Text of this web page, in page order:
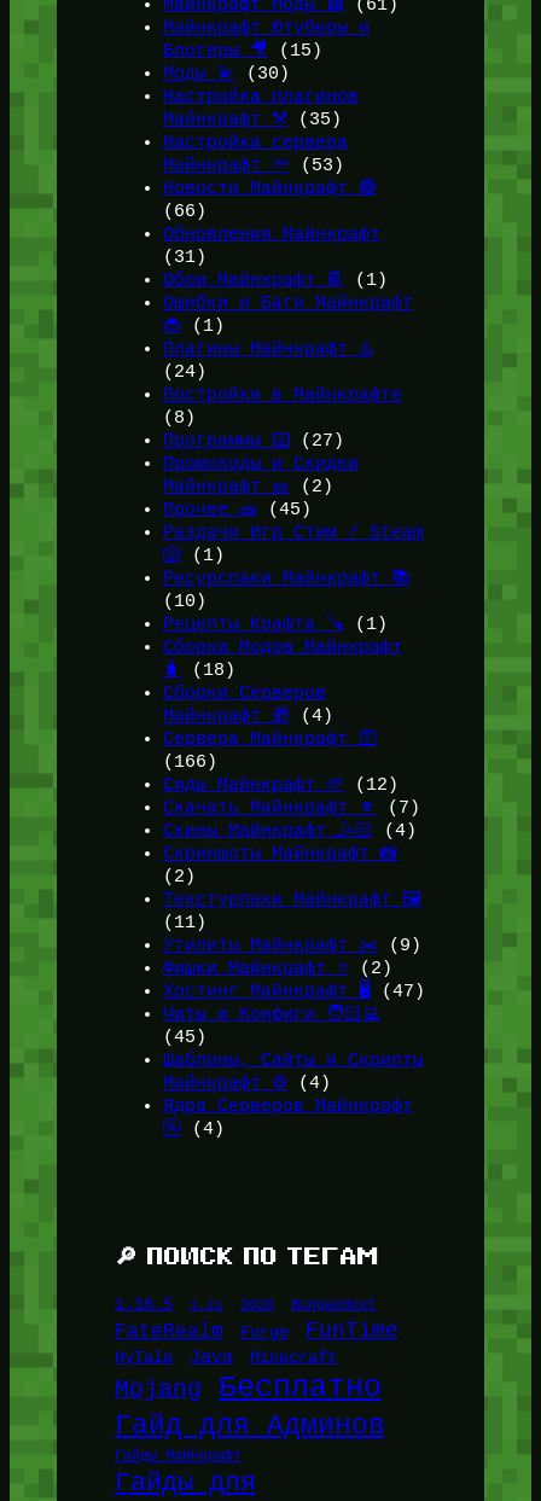
Майнкрафт Моды 🟩 (61)
Майнкрафт Ютуберы и
Блогеры 🎥
(15)
Моды 💫
(30)
Настройка плагинов
Майнкрафт ⚒️(35)
Настройка сервера
Майнкрафт 🔦 (53)
Новости Майнкрафт 🔴
(66)
Обновления Майнкрафт
(31)
Обои Майнкрафт 📔
(1)
Ошибки и Баги Майнкрафт
🐞(1)
Плагины Майнкрафт ♨️
(24)
Постройки в Майнкрафте
(8)
Программы ⌨️(27)
Промокоды и Скидки
Майнкрафт 🎫
(2)
Прочее 🧱 (45)
Раздачи Игр Стим / Steam
🎲 (1)
Ресурспаки Майнкрафт 📚
(10)
Рецепты Крафта 🪚 (1)
Сборки Модов Майнкрафт
🧳
(18)
Сборки Серверов
Майнкрафт 🎁 (4)
Сервера Майнкрафт 🛜
(166)
Сиды Майнкрафт 🌱
(12)
Скачать Майнкрафт 🔽
(7)
Скины Майнкрафт 🤹🏻
(4)
Скриншоты Майнкрафт 📸
(2)
Текстурпаки Майнкрафт 🖼️
(11)
Утилиты Майнкрафт ✂️ (9)
Фишки Майнкрафт ⭐(2)
Хостинг Майнкрафт 🖥️ (47)
Читы и Конфиги 🧑🏻‍💻
(45)
Шаблоны, Сайты и Скрипты
Майнкрафт ⚙️ (4)
Ядра Серверов Майнкрафт
🚰(4)
🔎 ПОИСК ПО ТЕГАМ
1.16.5 1.21 2026 BungeeHost
FateRealm Forge FunTime
HyTale Java Minecraft
Mojang Бесплатно
Гайд для Админов
Гайды Майнкрафт
Гайды для